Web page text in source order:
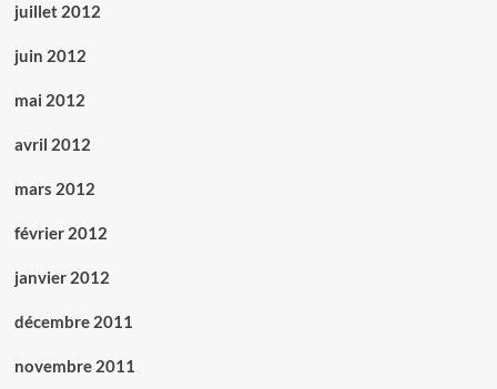
juillet 2012
juin 2012
mai 2012
avril 2012
mars 2012
février 2012
janvier 2012
décembre 2011
novembre 2011